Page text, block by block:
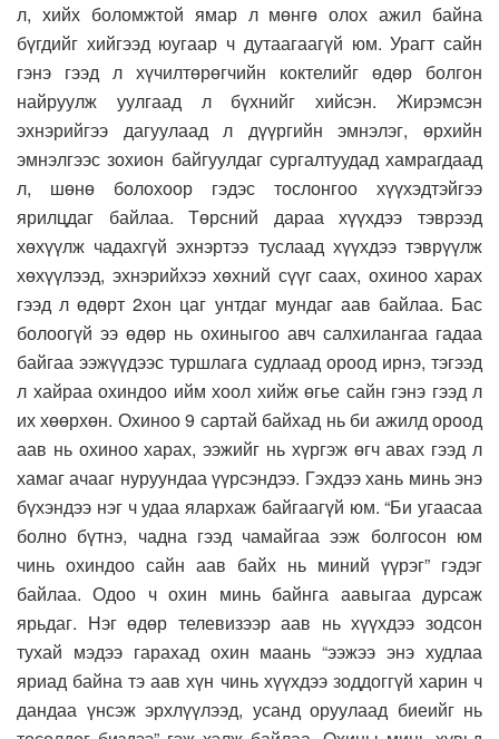
л, хийх боломжтой ямар л мөнгө олох ажил байна
бүгдийг хийгээд юугаар ч дутаагаагүй юм. Урагт сайн
гэнэ гээд л хүчилтөрөгчийн коктелийг өдөр болгон
найруулж уулгаад л бүхнийг хийсэн. Жирэмсэн
эхнэрийгээ дагуулаад л дүүргийн эмнэлэг, өрхийн
эмнэлгээс зохион байгуулдаг сургалтуудад хамрагдаад
л, шөнө болохоор гэдэс тослонгоо хүүхэдтэйгээ
ярилцдаг байлаа. Төрсний дараа хүүхдээ тэврээд
хөхүүлж чадахгүй эхнэртээ туслаад хүүхдээ тэврүүлж
хөхүүлээд, эхнэрийхээ хөхний сүүг саах, охиноо харах
гээд л өдөрт 2хон цаг унтдаг мундаг аав байлаа. Бас
болоогүй ээ өдөр нь охиныгоо авч салхилангаа гадаа
байгаа ээжүүдээс туршлага судлаад ороод ирнэ, тэгээд
л хайраа охиндоо ийм хоол хийж өгье сайн гэнэ гээд л
их хөөрхөн. Охиноо 9 сартай байхад нь би ажилд ороод
аав нь охиноо харах, ээжийг нь хүргэж өгч авах гээд л
хамаг ачааг нуруундаа үүрсэндээ. Гэхдээ хань минь энэ
бүхэндээ нэг ч удаа ялархаж байгаагүй юм. “Би угаасаа
болно бүтнэ, чадна гээд чамайгаа ээж болгосон юм
чинь охиндоо сайн аав байх нь миний үүрэг” гэдэг
байлаа. Одоо ч охин минь байнга аавыгаа дурсаж
ярьдаг. Нэг өдөр телевизээр аав нь хүүхдээ зодсон
тухай мэдээ гарахад охин маань “ээжээ энэ худлаа
яриад байна тэ аав хүн чинь хүүхдээ зоддоггүй харин ч
дандаа үнсэж эрхлүүлээд, усанд оруулаад биеийг нь